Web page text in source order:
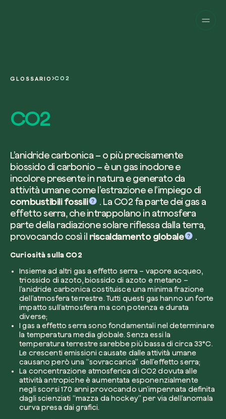
Richiedi consulenza
Magazine
Glossario
Piattaforma
GLOSSARIO CO2
CO2
L’anidride carbonica – o più precisamente
biossido di carbonio – è un gas inodore e
incolore presente in natura e generato da
attività umane come l’estrazione e l’impiego di
combustibili fossili
. La CO2 fa parte dei gas a
effetto serra, che intrappolano in atmosfera
parte della radiazione solare riflessa dalla terra,
provocando così il riscaldamento globale .
Curiosità sulla CO2
Insieme ad altri gas a effetto serra – vapore acqueo,
triossido di azoto, biossido di azoto e metano –
l’anidride carbonica costituisce una minima frazione
dell’atmosfera terrestre. Tutti questi gas hanno un forte
impatto sull’atmosfera ma con potenza e durata
diverse;
I gas a effetto serra sono fondamentali nel determinare
la temperatura media globale. Senza essi la
temperatura terrestre sarebbe più bassa di circa 33°C.
Le crescenti emissioni causate dalle attività umane
causano però una “sovraccarica” dell’effetto serra;
La concentrazione atmosferica di CO2 dovuta alle
attività antropiche è aumentata esponenzialmente
negli scorsi 170 anni provocando un’impennata definita
dagli scienziati “mazza da hockey” per via dell’anomala
curva presa dai grafici.
Crea la tua foresta
Pianta una foresta in un’area del mondo a
Comincia ora
Nome e Cognome*
Email di lavoro*
Azienda*
Servizio di interesse
Come possiamo aiutarti?*